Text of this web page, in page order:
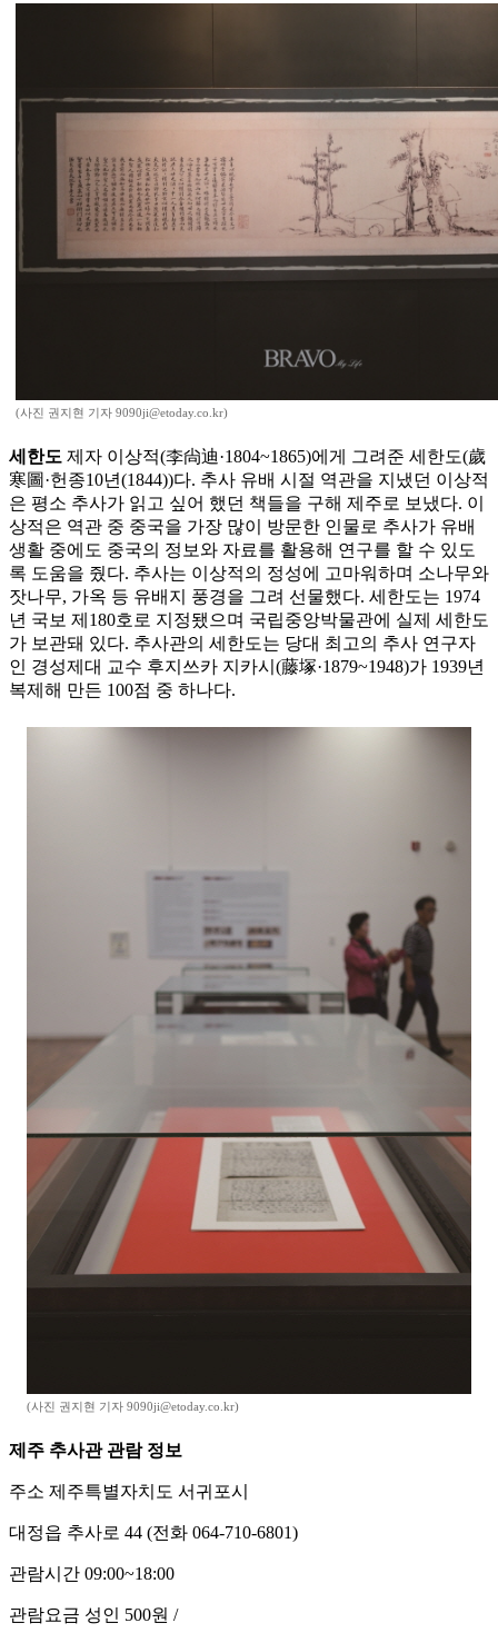
(사진 권지현 기자 9090ji@etoday.co.kr)
세한도 제자 이상적(李尙迪·1804~1865)에게 그려준 세한도(歲
寒圖·헌종10년(1844))다. 추사 유배 시절 역관을 지냈던 이상적
은 평소 추사가 읽고 싶어 했던 책들을 구해 제주로 보냈다. 이
상적은 역관 중 중국을 가장 많이 방문한 인물로 추사가 유배
생활 중에도 중국의 정보와 자료를 활용해 연구를 할 수 있도
록 도움을 줬다. 추사는 이상적의 정성에 고마워하며 소나무와
잣나무, 가옥 등 유배지 풍경을 그려 선물했다. 세한도는 1974
년 국보 제180호로 지정됐으며 국립중앙박물관에 실제 세한도
가 보관돼 있다. 추사관의 세한도는 당대 최고의 추사 연구자
인 경성제대 교수 후지쓰카 지카시(藤塚·1879~1948)가 1939년
복제해 만든 100점 중 하나다.
(사진 권지현 기자 9090ji@etoday.co.kr)
제주 추사관 관람 정보
주소 제주특별자치도 서귀포시
대정읍 추사로 44 (전화 064-710-6801)
관람시간 09:00~18:00
관람요금 성인 500원 /